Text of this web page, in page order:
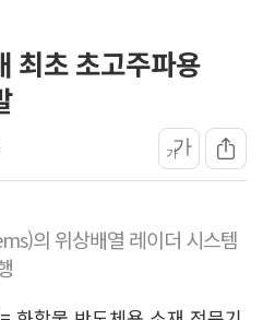
최초 초고주파용
가가
의 위상배열 레이더 시스템